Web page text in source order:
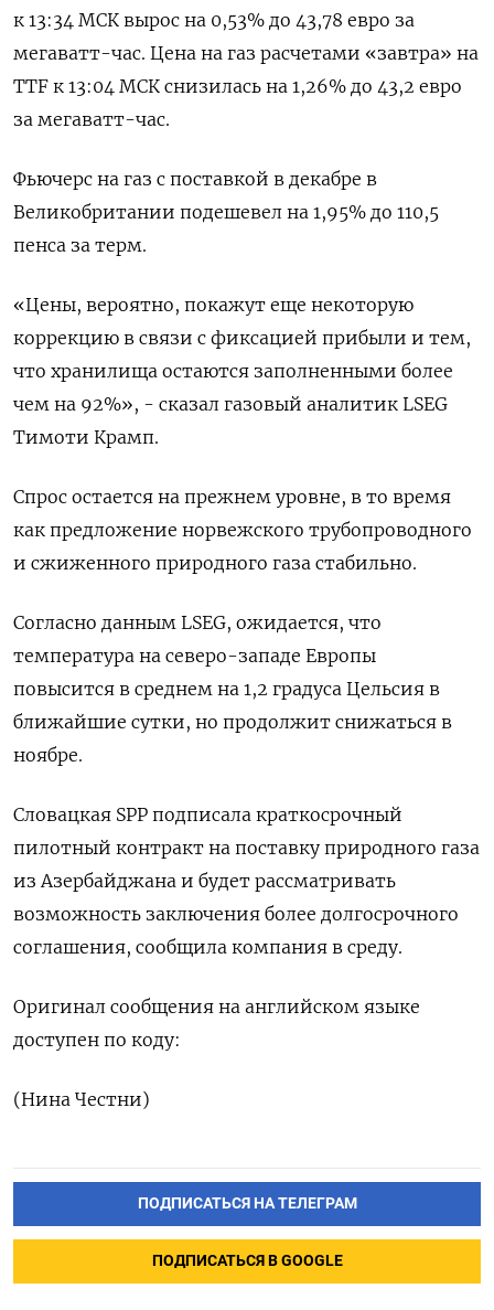
к 13:34 МСК вырос на 0,53% до 43,78 евро за
мегаватт-час. Цена на газ расчетами «завтра» на
TTF к 13:04 МСК снизилась на 1,26% до 43,2 евро
за мегаватт-час.
Фьючерс на газ с поставкой в декабре в
Великобритании подешевел на 1,95% до 110,5
пенса за терм.
«Цены, вероятно, покажут еще некоторую
коррекцию в связи с фиксацией прибыли и тем,
что хранилища остаются заполненными более
чем на 92%», - сказал газовый аналитик LSEG
Тимоти Крамп.
Спрос остается на прежнем уровне, в то время
как предложение норвежского трубопроводного
и сжиженного природного газа стабильно.
Согласно данным LSEG, ожидается, что
температура на северо-западе Европы
повысится в среднем на 1,2 градуса Цельсия в
ближайшие сутки, но продолжит снижаться в
ноябре.
Словацкая SPP подписала краткосрочный
пилотный контракт на поставку природного газа
из Азербайджана и будет рассматривать
возможность заключения более долгосрочного
соглашения, сообщила компания в среду.
Оригинал сообщения на английском языке
доступен по коду:
(Нина Честни)
ПОДПИСАТЬСЯ НА ТЕЛЕГРАМ
ПОДПИСАТЬСЯ В GOOGLE